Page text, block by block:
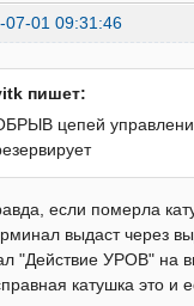
07-01 09:31:46
пишет:
цепей
если померла
выдаст через
"Действие УРОВ" на
катушка это и